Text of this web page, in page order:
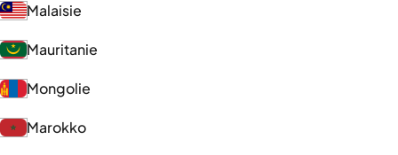
Malaisie
Mauritanie
Mongolie
Marokko